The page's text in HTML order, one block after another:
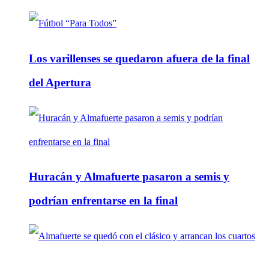
Los varillenses se quedaron afuera de la final
del Apertura
Huracán y Almafuerte pasaron a semis y
podrían enfrentarse en la final